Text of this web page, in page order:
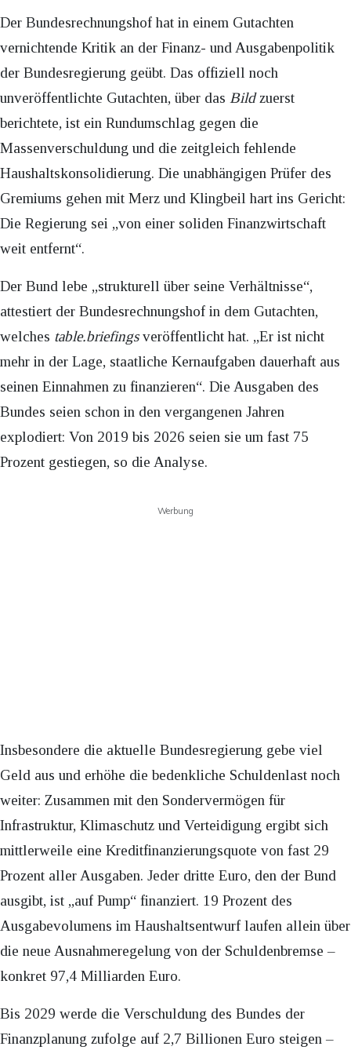
Der Bundesrechnungshof hat in einem Gutachten
vernichtende Kritik an der Finanz- und Ausgabenpolitik
der Bundesregierung geübt. Das offiziell noch
unveröffentlichte Gutachten, über das Bildzuerst
berichtete, ist ein Rundumschlag gegen die
Massenverschuldung und die zeitgleich fehlende
Haushaltskonsolidierung. Die unabhängigen Prüfer des
Gremiums gehen mit Merz und Klingbeil hart ins Gericht:
Die Regierung sei „von einer soliden Finanzwirtschaft
weit entfernt“.
Der Bund lebe „strukturell über seine Verhältnisse“,
attestiert der Bundesrechnungshof in dem Gutachten,
welches table.briefingsveröffentlicht hat. „Er ist nicht
mehr in der Lage, staatliche Kernaufgaben dauerhaft aus
seinen Einnahmen zu finanzieren“. Die Ausgaben des
Bundes seien schon in den vergangenen Jahren
explodiert: Von 2019 bis 2026 seien sie um fast 75
Prozent gestiegen, so die Analyse.
Werbung
Insbesondere die aktuelle Bundesregierung gebe viel
Geld aus und erhöhe die bedenkliche Schuldenlast noch
weiter: Zusammen mit den Sondervermögen für
Infrastruktur, Klimaschutz und Verteidigung ergibt sich
mittlerweile eine Kreditfinanzierungsquote von fast 29
Prozent aller Ausgaben. Jeder dritte Euro, den der Bund
ausgibt, ist „auf Pump“ finanziert. 19 Prozent des
Ausgabevolumens im Haushaltsentwurf laufen allein über
die neue Ausnahmeregelung von der Schuldenbremse –
konkret 97,4 Milliarden Euro.
Bis 2029 werde die Verschuldung des Bundes der
Finanzplanung zufolge auf 2,7 Billionen Euro steigen –